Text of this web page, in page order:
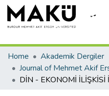
Home
Akademik Dergiler